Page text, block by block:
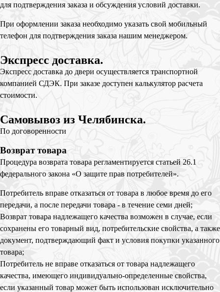
для подтверждения заказа и обсуждения условий доставки.
При оформлении заказа необходимо указать свой мобильный
телефон для подтверждения заказа нашим менеджером.
Экспресс доставка.
Экспресс доставка до двери осуществляется транспортной
компанией СДЭК. При заказе доступен калькулятор расчета
стоимости.
Самовывоз из Челябинска.
По договоренности
Возврат товара
Процедура возврата товара регламентируется статьей 26.1
федерального закона «О защите прав потребителей».
Потребитель вправе отказаться от товара в любое время до его
передачи, а после передачи товара - в течение семи дней;
Возврат товара надлежащего качества возможен в случае, если
сохранены его товарный вид, потребительские свойства, а также
документ, подтверждающий факт и условия покупки указанного
товара;
Потребитель не вправе отказаться от товара надлежащего
качества, имеющего индивидуально-определенные свойства,
если указанный товар может быть использован исключительно